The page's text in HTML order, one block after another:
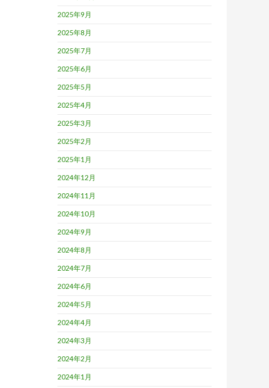
2025年9月
2025年8月
2025年7月
2025年6月
2025年5月
2025年4月
2025年3月
2025年2月
2025年1月
2024年12月
2024年11月
2024年10月
2024年9月
2024年8月
2024年7月
2024年6月
2024年5月
2024年4月
2024年3月
2024年2月
2024年1月